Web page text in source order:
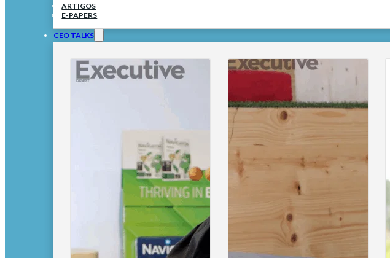
ARTIGOS
E-PAPERS
CEO TALKS